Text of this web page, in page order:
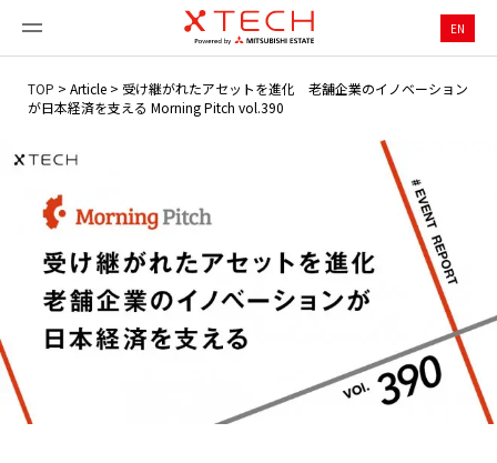
EN
TOP > Article > 受け継がれたアセットを進化 老舗企業のイノベーション
が日本経済を支える Morning Pitch vol.390